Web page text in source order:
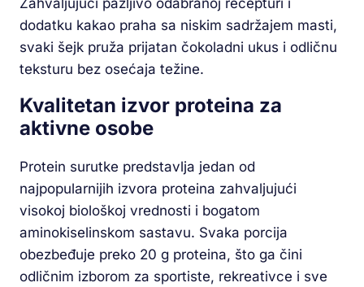
dodatku kakao praha sa niskim sadržajem masti,
svaki šejk pruža prijatan čokoladni ukus i odličnu
teksturu bez osećaja težine.
Kvalitetan izvor proteina za
aktivne osobe
Protein surutke predstavlja jedan od
najpopularnijih izvora proteina zahvaljujući
visokoj biološkoj vrednosti i bogatom
aminokiselinskom sastavu. Svaka porcija
obezbeđuje preko 20 g proteina, što ga čini
odličnim izborom za sportiste, rekreativce i sve